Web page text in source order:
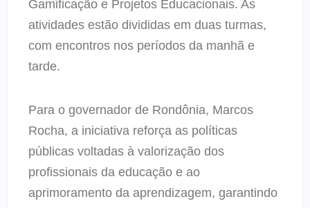
Gamificação e Projetos Educacionais. As
atividades estão divididas em duas turmas,
com encontros nos períodos da manhã e
tarde.
Para o governador de Rondônia, Marcos
Rocha, a iniciativa reforça as políticas
públicas voltadas à valorização dos
profissionais da educação e ao
aprimoramento da aprendizagem, garantindo